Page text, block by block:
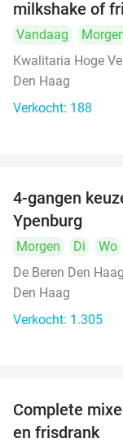
milkshake of
Vandaag
Kwalitaria Hoge
Den Haag
Verkocht: 188
4-gangen
Ypenburg
Morgen Di Wo
De Beren Den
Den Haag
Verkocht: 1.305
Complete
en frisdrank